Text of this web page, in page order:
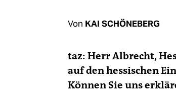
Von KAI SCHÖNEBERG
taz: Herr Albrecht,
auf den hessischen
Können Sie uns